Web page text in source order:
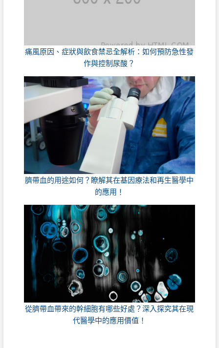
痛風原因、症狀與飲食禁忌全解析：如何預防急性發
作與控制尿酸？
臍帶血的用途如何？瞭解其在基因療法和再生醫學中
的應用！
從臍帶血帶來的幹細胞有哪些好處？深入探究其在現
代醫學中的應用價值！